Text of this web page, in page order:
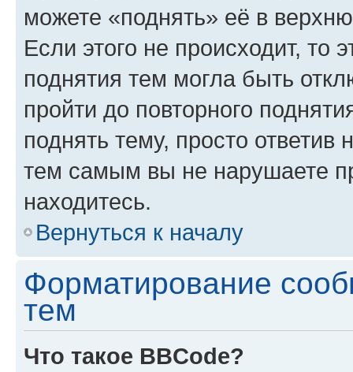
можете «поднять» её в
Если этого не происходит, то
поднятия тем могла быть
пройти до повторного
поднять тему, просто ответив
тем самым вы не нарушаете
находитесь.
Вернуться к началу
Форматирование
тем
Что такое BBCode?